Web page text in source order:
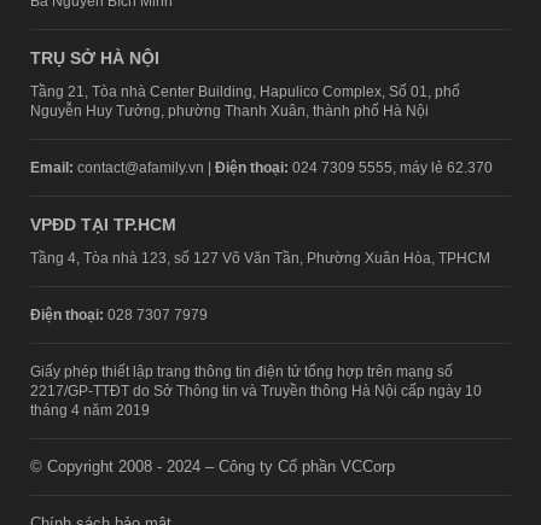
Điện thoại: 028 7307 7979
tháng 4 năm 2019
© Copyright 2008 - 2024 – Công ty Cổ phần VCCorp
Xem bản Desktop